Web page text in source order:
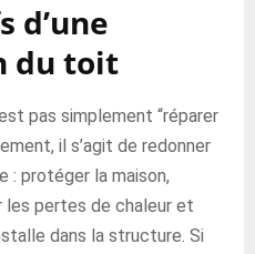
d’une
du toit
pas simplement “réparer
il s’agit de redonner
: protéger la maison,
les pertes de chaleur et
dans la structure. Si